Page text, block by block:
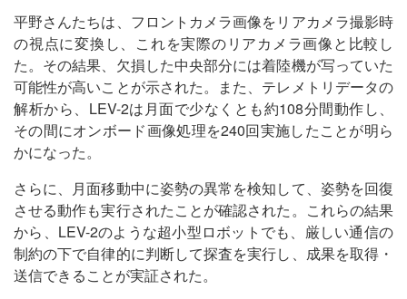
平野さんたちは、フロントカメラ画像をリアカメラ撮影時
の視点に変換し、これを実際のリアカメラ画像と比較し
た。その結果、欠損した中央部分には着陸機が写っていた
可能性が高いことが示された。また、テレメトリデータの
解析から、LEV-2は月面で少なくとも約108分間動作し、
その間にオンボード画像処理を240回実施したことが明ら
かになった。
さらに、月面移動中に姿勢の異常を検知して、姿勢を回復
させる動作も実行されたことが確認された。これらの結果
から、LEV-2のような超小型ロボットでも、厳しい通信の
制約の下で自律的に判断して探査を実行し、成果を取得・
送信できることが実証された。